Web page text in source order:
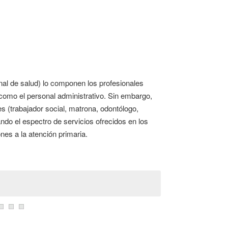
de salud) lo componen los profesionales
el personal administrativo. Sin embargo,
(trabajador social, matrona, odontólogo,
el espectro de servicios ofrecidos en los
a la atención primaria.